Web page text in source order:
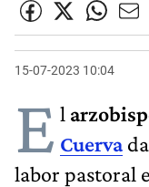
15-07-2023 10:04
E l
Cuerva
labor pastoral